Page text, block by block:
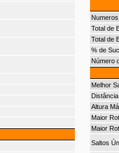
Total de
Total de
% de
Número
Melhor
Altura
Maior
Maior
Saltos